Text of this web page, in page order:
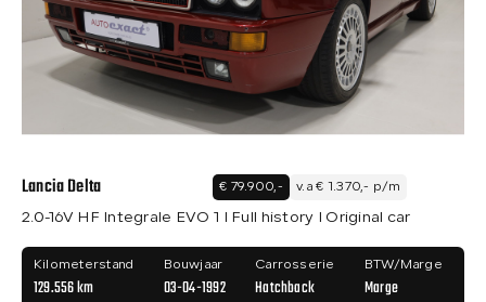
Lancia Delta € 79.900,- v.a € 1.370,- p/m
2.0-16V HF Integrale EVO 1 I Full history I Original car
Kilometerstand
129.556 km
Bouwjaar
03-04-1992
Carrosserie
Hatchback
BTW/Marge
Marge